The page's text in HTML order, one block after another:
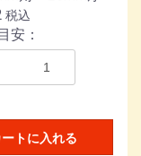
税込
安：
ートに入れる
カートへ進む